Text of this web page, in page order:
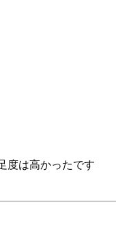
度は高かったです